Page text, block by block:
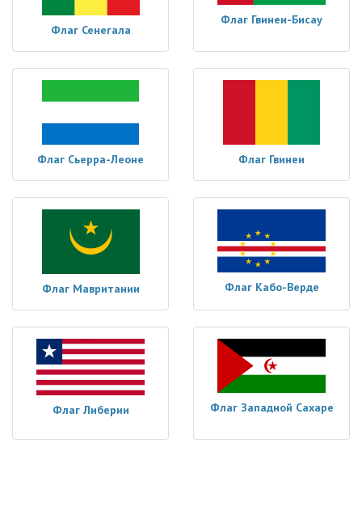
Флаг Сенегала
Флаг Гвинеи-Бисау
Флаг Сьерра-Леоне Флаг Гвинеи
Флаг Мавритании Флаг Кабо-Верде
Флаг Либерии Флаг Западной Сахаре